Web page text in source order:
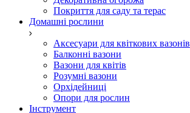
Покриття для саду та терас
Домашні рослини
Аксесуари для квіткових вазонів
Балконні вазони
Вазони для квітів
Розумні вазони
Орхідейниці
Опори для рослин
Інструмент